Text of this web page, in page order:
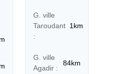
G. ville
Taroudant
:
1km
G. ville
Agadir :
84km